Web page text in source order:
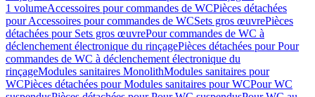
1 volumeAccessoires pour commandes de WCPièces détachées
pour Accessoires pour commandes de WCSets gros œuvrePièces
détachées pour Sets gros œuvrePour commandes de WC à
déclenchement électronique du rinçagePièces détachées pour Pour
commandes de WC à déclenchement électronique du
rinçageModules sanitaires MonolithModules sanitaires pour
WCPièces détachées pour Modules sanitaires pour WCPour WC